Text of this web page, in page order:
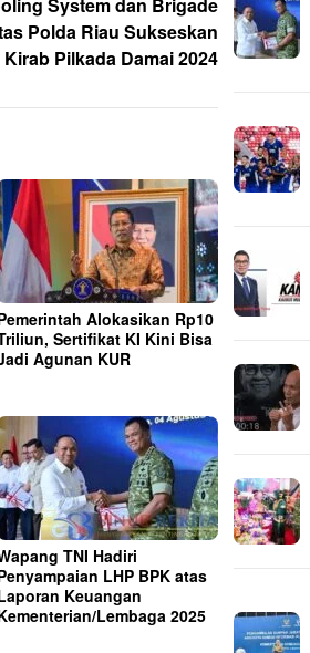
System dan Brigade
Polda Riau Sukseskan
Kirab Pilkada Damai 2024
Alokasikan Rp10
Sertifikat KI Kini Bisa
Agunan KUR
TNI Hadiri
LHP BPK atas
Keuangan
Lembaga 2025